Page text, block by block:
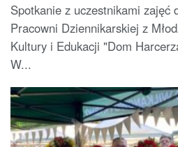
Spotkanie z uczestnikami zajęć
Pracowni Dziennikarskiej z
Kultury i Edukacji "Dom
W...